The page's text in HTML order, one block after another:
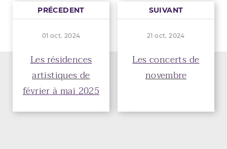
PRÉCEDENT
01 oct. 2024
Les résidences
artistiques de
février à mai 2025
SUIVANT
21 oct. 2024
Les concerts de
novembre